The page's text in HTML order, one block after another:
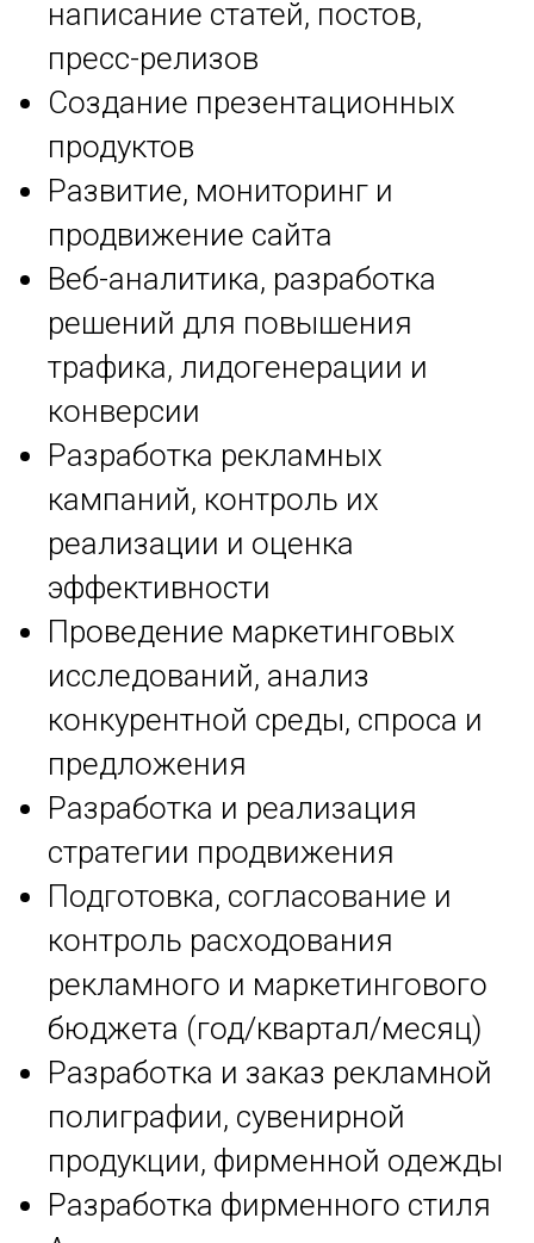
написание статей, постов,
пресс-релизов
Создание презентационных
продуктов
Развитие, мониторинг и
продвижение сайта
Веб-аналитика, разработка
решений для повышения
трафика, лидогенерации и
конверсии
Разработка рекламных
кампаний, контроль их
реализации и оценка
эффективности
Проведение маркетинговых
исследований, анализ
конкурентной среды, спроса и
предложения
Разработка и реализация
стратегии продвижения
Подготовка, согласование и
контроль расходования
рекламного и маркетингового
бюджета (год/квартал/месяц)
Разработка и заказ рекламной
полиграфии, сувенирной
продукции, фирменной одежды
Разработка фирменного стиля